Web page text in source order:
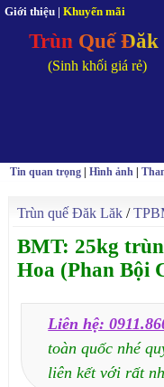
Giới thiệu | Khuyến mãi
Trùn Quế
(Sinh khối giá rẻ)
Tin quan trọng |Hình ảnh |
Trùn quế Đăk Lăk /
BMT: 25kg
Hoa (Phan Bội
Liên hệ:
toàn quốc nhé
liên kết với rất